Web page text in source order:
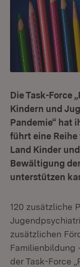
Die Task-Force
Kindern und
Pandemie“ hat
führt eine
Land Kinder
Bewältigung
unterstützen
120 zusätzliche
zusätzlichen
Familienbildung
der Task-Force